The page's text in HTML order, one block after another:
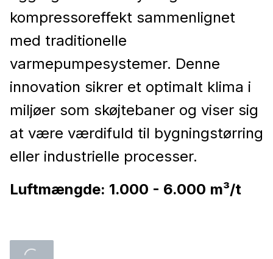
kompressoreffekt sammenlignet
med traditionelle
varmepumpesystemer. Denne
innovation sikrer et optimalt klima i
miljøer som skøjtebaner og viser sig
at være værdifuld til bygningstørring
eller industrielle processer.
Luftmængde: 1.000 - 6.000 m³/t